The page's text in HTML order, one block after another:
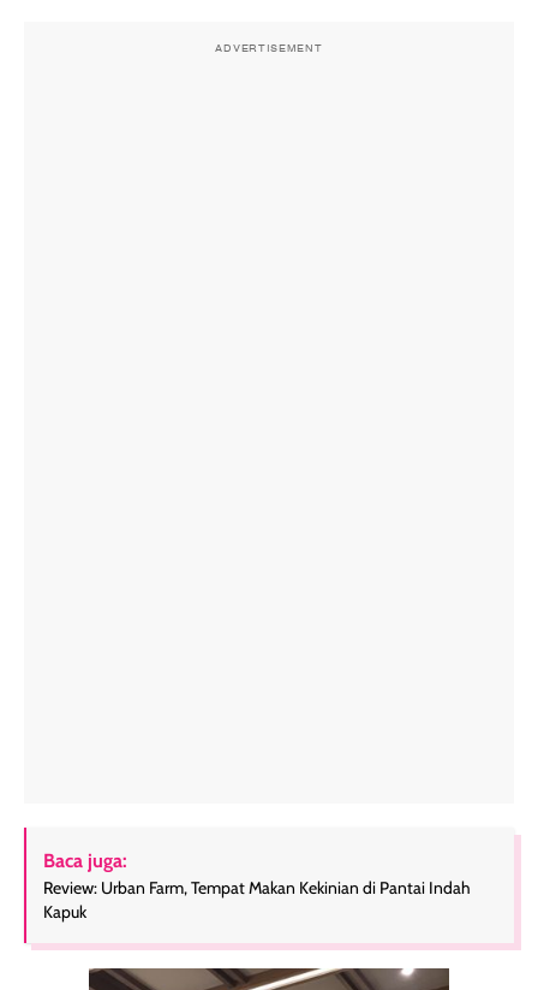
ADVERTISEMENT
Baca juga:
Review: Urban Farm, Tempat Makan Kekinian di Pantai Indah
Kapuk